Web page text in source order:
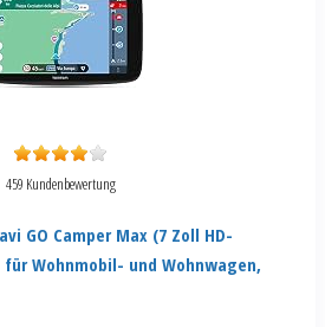
459 Kundenbewertung
GO Camper Max (7 Zoll HD-
Wohnmobil- und Wohnwagen,